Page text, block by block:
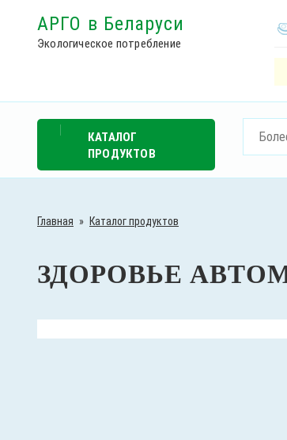
АРГО в Беларуси
Экологическое потребление
КАТАЛОГ
ПРОДУКТОВ
Главная » Каталог продуктов
ЗДОРОВЬЕ